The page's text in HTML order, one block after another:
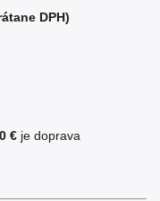
DPH)
€ je doprava